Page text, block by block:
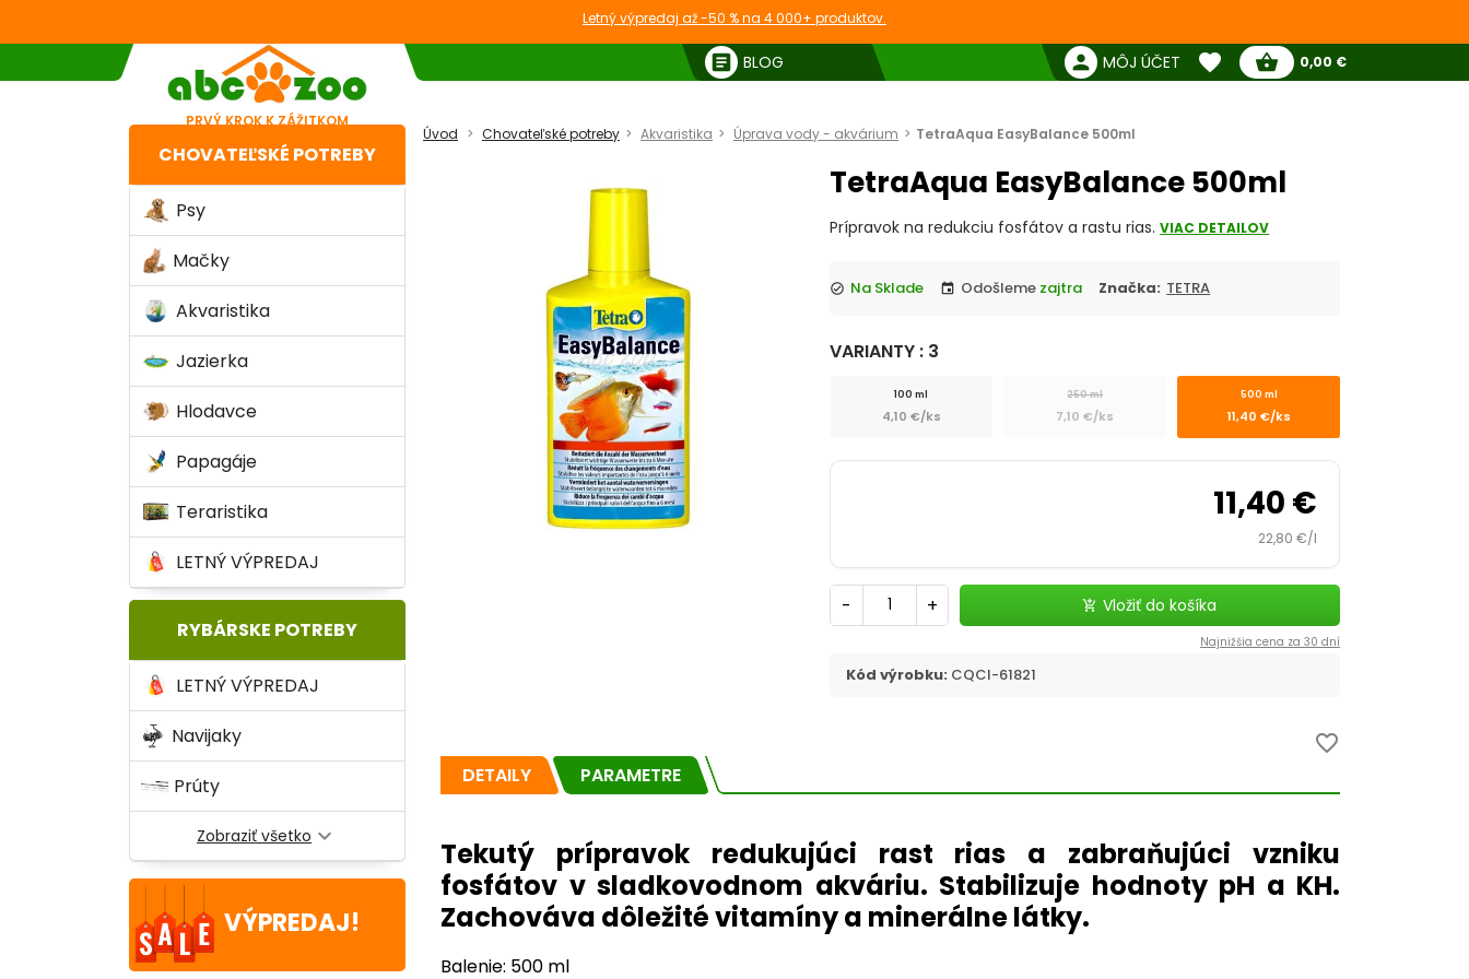
Letný výpredaj až -50 % na 4 000+ produktov.
PRVÝ KROK K ZÁŽITKOM
article BLOG person MÔJ ÚČET favorite
Obľúbené produkty
shopping_basket
Pokladňa
0,00 €
CHOVATEĽSKÉ POTREBY
Psy
Mačky
Akvaristika
Jazierka
Hlodavce
Papagáje
Teraristika
LETNÝ VÝPREDAJ
RYBÁRSKE POTREBY
LETNÝ VÝPREDAJ
Navijaky
Prúty
Zobraziť všetko expand_more
VÝPREDAJ!
Úvod Chovateľské potreby Akvaristika Úprava vody - akvárium TetraAqua EasyBalance 500ml
TetraAqua EasyBalance 500ml
Prípravok na redukciu fosfátov a rastu rias.VIAC DETAILOV
check_circle Na Sklade event Odošleme zajtra Značka: TETRA
VARIANTY : 3
100 ml
4,10 €/ks
250 ml
7,10 €/ks
500 ml
11,40 €/ks
11,40 €
22,80 €/l
- + add_shopping_cart Vložiť do košíka
Najnižšia cena za 30 dní
Kód výrobku: CQCI-61821
favorite_border
DETAILY PARAMETRE
Tekutý prípravok redukujúci rast rias a zabraňujúci vzniku
fosfátov v sladkovodnom akváriu. Stabilizuje hodnoty pH a KH.
Zachováva dôležité vitamíny a minerálne látky.
Balenie: 500 ml